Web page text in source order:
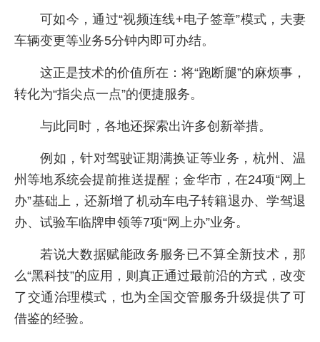
可如今，通过“视频连线+电子签章”模式，夫妻
车辆变更等业务5分钟内即可办结。
这正是技术的价值所在：将“跑断腿”的麻烦事，
转化为“指尖点一点”的便捷服务。
与此同时，各地还探索出许多创新举措。
例如，针对驾驶证期满换证等业务，杭州、温
州等地系统会提前推送提醒；金华市，在24项“网上
办”基础上，还新增了机动车电子转籍退办、学驾退
办、试验车临牌申领等7项“网上办”业务。
若说大数据赋能政务服务已不算全新技术，那
么“黑科技”的应用，则真正通过最前沿的方式，改变
了交通治理模式，也为全国交管服务升级提供了可
借鉴的经验。